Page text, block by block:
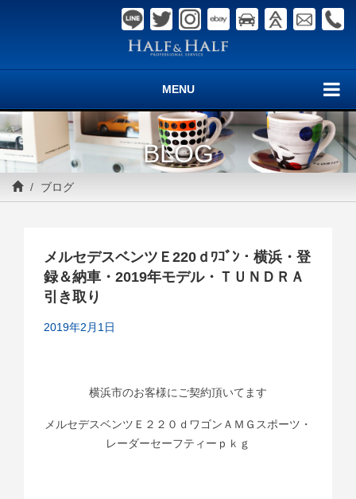
MENU
BLOG
ブログ
メルセデスベンツＥ220ｄﾜｺﾞﾝ・横浜・登
録＆納車・2019年モデル・ＴＵＮＤＲＡ
引き取り
2019年2月1日
横浜市のお客様にご契約頂いてます
メルセデスベンツＥ２２０ｄワゴンＡＭＧスポーツ・
レーダーセーフティーｐｋｇ